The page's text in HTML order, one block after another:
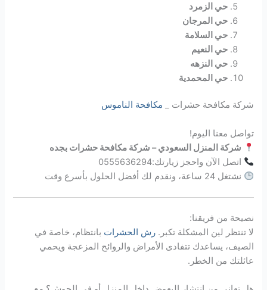
حي الزمرد
حي المرجان
حي السلامة
حي النعيم
حي النزهه
حي المحمدية
شركة مكافحة حشرات _ مكافحة الناموس
تواصل معنا اليوم!
شركة المنزل السعودي – شركة مكافحة حشرات بجده
اتصل الآن واحجز زيارتك:0555636294
نشتغل 24 ساعة، ونقدم لك أفضل الحلول بأسرع وقت
نصيحة من فريقنا:
لا تنتظر لين المشكلة تكبر.رش الحشرات بانتظام، خاصة في
الصيف، يساعدك تتفادى الأمراض والروائح المزعجة ويحمي
عائلتك من الخطر.